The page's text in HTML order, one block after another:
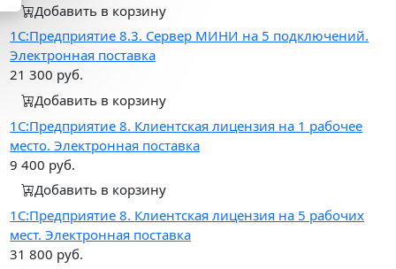
Добавить в корзину
1С:Предприятие 8.3. Сервер МИНИ на 5 подключений.
Электронная поставка
21 300 руб.
Добавить в корзину
1С:Предприятие 8. Клиентская лицензия на 1 рабочее
место. Электронная поставка
9 400 руб.
Добавить в корзину
1С:Предприятие 8. Клиентская лицензия на 5 рабочих
мест. Электронная поставка
31 800 руб.